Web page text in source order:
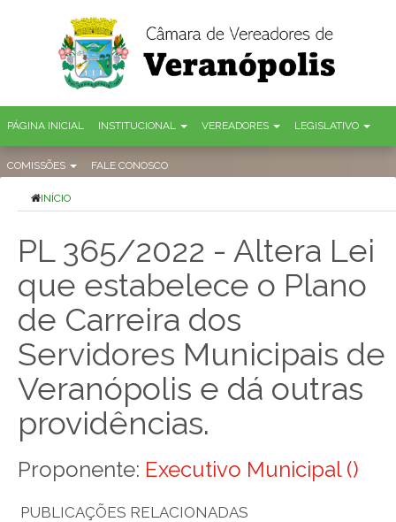
PÁGINA INICIAL INSTITUCIONAL VEREADORES LEGISLATIVO
COMISSÕES FALE CONOSCO
INÍCIO
PL 365/2022 - Altera Lei
que estabelece o Plano
de Carreira dos
Servidores Municipais de
Veranópolis e dá outras
providências.
Proponente: Executivo Municipal ()
PUBLICAÇÕES RELACIONADAS